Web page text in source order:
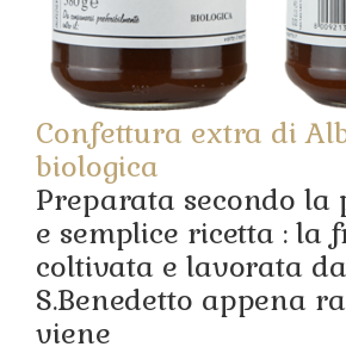
Confettura extra di
biologica
Preparata secondo la
e semplice ricetta : la
coltivata e lavorata
S.Benedetto appena
viene